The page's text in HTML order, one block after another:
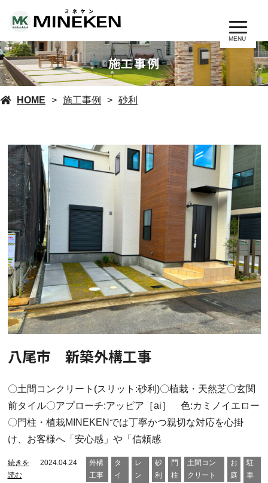
MENU
施工事例
HOME 施工事例 砂利
八尾市 新築外構工事
〇土間コンクリート(スリット:砂利)〇植栽・天然芝〇玄関
前タイル〇アプローチ:アッピア［ai］ 色:カミノイエロー
〇門柱・植栽MINEKENでは丁寧かつ親切な対応を心掛
け、お客様へ「安心感」や「信頼感
続きを
読む
2024.04.24
外構
工事
タ
イ
レ
ン
砂
利
門
柱
土間コン
クリート
お
庭
駐
車